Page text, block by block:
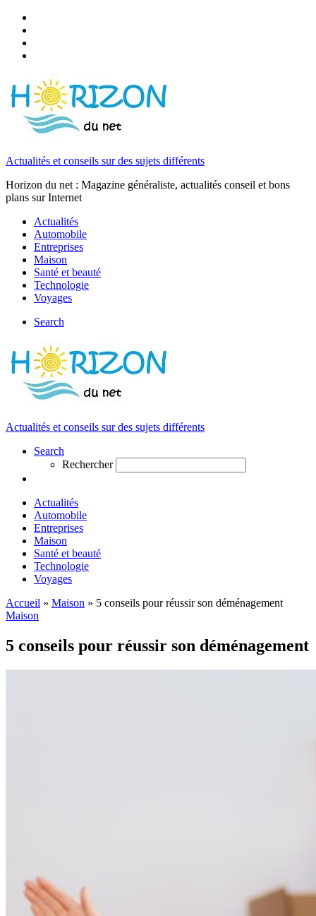
Actualités et conseils sur des sujets différents
Horizon du net : Magazine généraliste, actualités conseil et bons
plans sur Internet
Actualités
Automobile
Entreprises
Maison
Santé et beauté
Technologie
Voyages
Search
Actualités et conseils sur des sujets différents
Search
Rechercher
Actualités
Automobile
Entreprises
Maison
Santé et beauté
Technologie
Voyages
Accueil » Maison » 5 conseils pour réussir son déménagement
Maison
5 conseils pour réussir son déménagement